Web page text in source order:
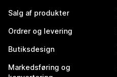
Salg af produkter
Ordrer og levering
Butiksdesign
Markedsføring og